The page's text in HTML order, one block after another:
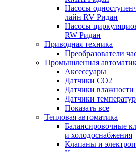
Насосы
лайн RV Ридан
Насосы
RW Ридан
Приводная техника
Преобразователи
Промышленная
Аксессуары
Датчики CO2
Датчики влажности
Датчики
Показать все
Тепловая автоматика
Балансировочные
и холодоснабжения
Клапаны и